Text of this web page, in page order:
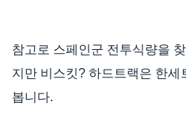
참고로 스페인군 전투식량을
지만 비스킷? 하드트랙은 한
봅니다.